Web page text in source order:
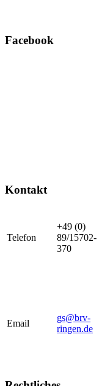
Facebook
Kontakt
Telefon
+49 (0)
89/15702-
370
Email
gs@brv-
ringen.de